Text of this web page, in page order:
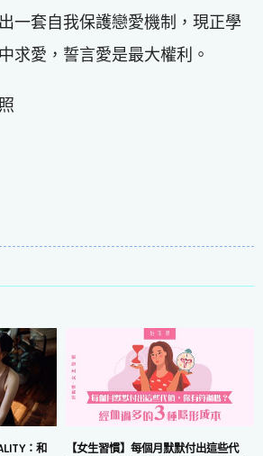
一套自我保護戀愛機制，現正學
求愛，誓言愛是最大權利。
：和
【女生習慣】每個月默默付出這些代